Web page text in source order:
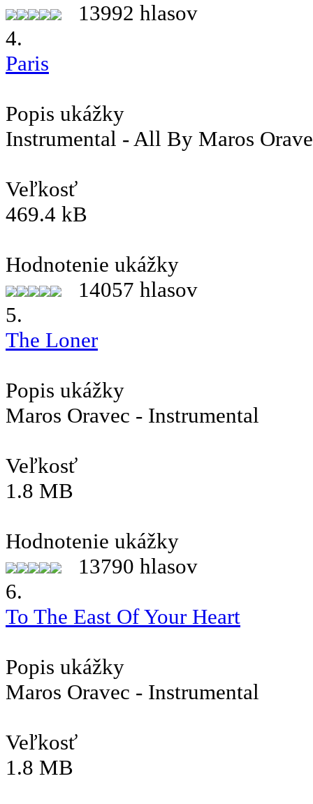
13992 hlasov
4.
Paris
Popis ukážky
Instrumental - All By Maros
Veľkosť
469.4 kB
Hodnotenie ukážky
14057 hlasov
5.
The Loner
Popis ukážky
Maros Oravec - Instrumental
Veľkosť
1.8 MB
Hodnotenie ukážky
13790 hlasov
6.
To The East Of Your Heart
Popis ukážky
Maros Oravec - Instrumental
Veľkosť
1.8 MB